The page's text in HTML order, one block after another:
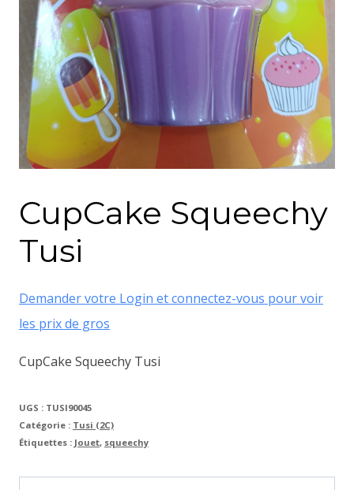
CupCake Squeechy
Tusi
Demander votre Login et connectez-vous pour voir
les prix de gros
CupCake Squeechy Tusi
UGS : TUSI90045
Catégorie : Tusi (2C)
Étiquettes : Jouet, squeechy